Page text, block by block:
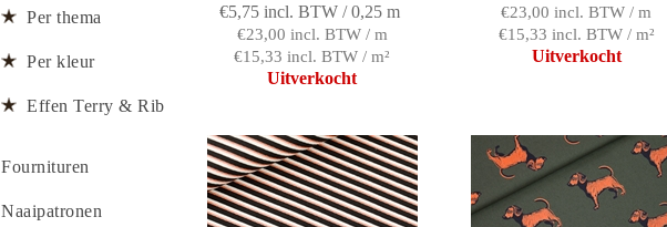
€5,75 incl. BTW / 0,25 m
€23,00 incl. BTW / m
€15,33 incl. BTW / m²
Uitverkocht
€23,00 incl. BTW / m
€15,33 incl. BTW / m²
Uitverkocht
Per thema
Per kleur
Effen Terry & Rib
Fournituren
Naaipatronen